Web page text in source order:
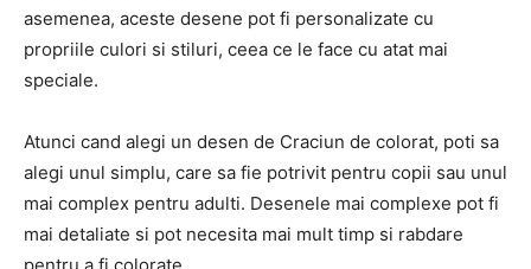
asemenea, aceste desene pot fi personalizate cu
propriile culori si stiluri, ceea ce le face cu atat mai
speciale.
Atunci cand alegi un desen de Craciun de colorat, poti sa
alegi unul simplu, care sa fie potrivit pentru copii sau unul
mai complex pentru adulti. Desenele mai complexe pot fi
mai detaliate si pot necesita mai mult timp si rabdare